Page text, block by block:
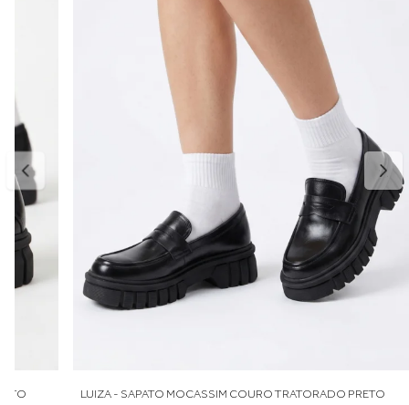
Modelo: Mocassim feminino
Solado: Emborrachado antiderrapante
Palmilha: Macia e confortável
Tabela de medidas:
34 — aproximadamente 22,6 cm
35 — aproximadamente 23,3 cm
36 — aproximadamente 24,0 cm
37 — aproximadamente 24,6 cm
38 — aproximadamente 25,3 cm
39 — aproximadamente 26,0 cm
Indicamos medir o comprimento do pé para escolher o tamanho
ideal. Considere aproximadamente 0,5 cm de folga para maior
conforto no uso diário. Caso esteja entre duas numerações,
recomendamos optar pelo número maior. A primeira troca é grátis.
LUIZA - SAPATO MOCASSIM COURO TRATORADO PRETO